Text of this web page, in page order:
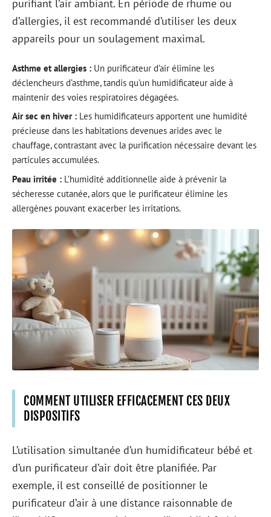
purifiant l’air ambiant. En période de rhume ou
d’allergies, il est recommandé d’utiliser les deux
appareils pour un soulagement maximal.
Asthme et allergies : Un purificateur d’air élimine les
déclencheurs d’asthme, tandis qu’un humidificateur aide à
maintenir des voies respiratoires dégagées.
Air sec en hiver : Les humidificateurs apportent une humidité
précieuse dans les habitations devenues arides avec le
chauffage, contrastant avec la purification nécessaire devant les
particules accumulées.
Peau irritée : L’humidité additionnelle aide à prévenir la
sécheresse cutanée, alors que le purificateur élimine les
allergènes pouvant exacerber les irritations.
COMMENT UTILISER EFFICACEMENT CES DEUX
DISPOSITIFS
L’utilisation simultanée d’un humidificateur bébé et
d’un purificateur d’air doit être planifiée. Par
exemple, il est conseillé de positionner le
purificateur d’air à une distance raisonnable de